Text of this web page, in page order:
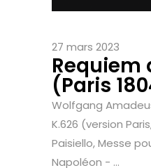
27 mars 2023
Requiem
(Paris
Wolfgang
K.626 (version
Paisiello, Messe
Napoléon - ...